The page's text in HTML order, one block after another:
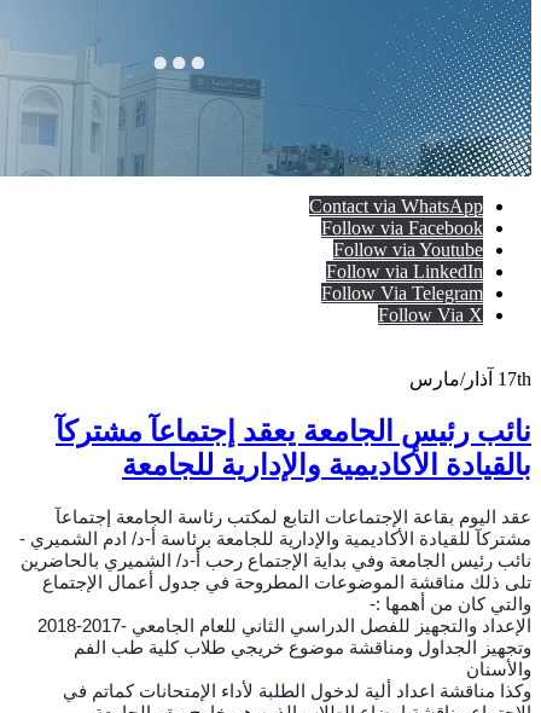
Contact via WhatsApp
Follow via Facebook
Follow via Youtube
Follow via LinkedIn
Follow Via Telegram
Follow Via X
17th آذار/مارس
نائب رئيس الجامعة يعقد إجتماعآ مشتركآ
بالقيادة الأكاديمية والإدارية للجامعة
عقد اليوم بقاعة الإجتماعات التابع لمكتب رئاسة الجامعة إجتماعآ
مشتركآ للقيادة الأكاديمية والإدارية للجامعة برئاسة أ-د/ ادم الشميري -
نائب رئيس الجامعة وفي بداية الإجتماع رحب أ-د/ الشميري بالحاضرين
تلى ذلك مناقشة الموضوعات المطروحة في جدول أعمال الإجتماع
والتي كان من أهمها :-
الإعداد والتجهيز للفصل الدراسي الثاني للعام الجامعي -2017-2018
وتجهيز الجداول ومناقشة موضوع خريجي طلاب كلية طب الفم
والأسنان
وكذا مناقشة اعداد ألية لدخول الطلبة لأداء الإمتحانات كماتم في